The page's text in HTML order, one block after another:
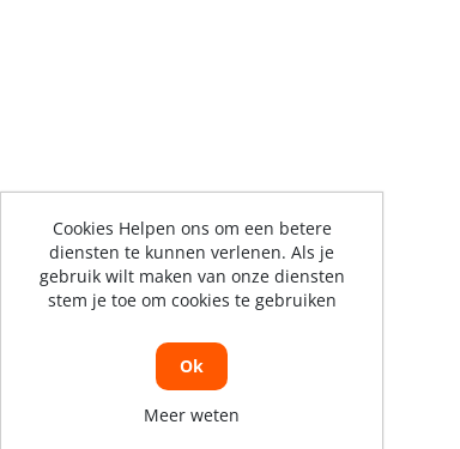
Cookies Helpen ons om een betere
diensten te kunnen verlenen. Als je
gebruik wilt maken van onze diensten
stem je toe om cookies te gebruiken
Ok
Meer weten